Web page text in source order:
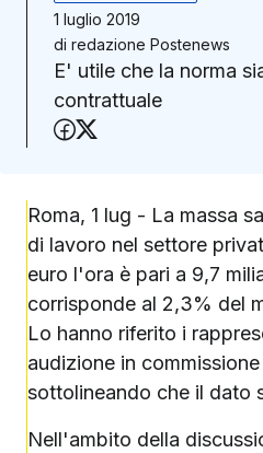
1 luglio 2019
di redazione Postenews
E' utile che la norma
contrattuale
Condividi su
Roma, 1 lug - La massa
di lavoro nel settore
euro l'ora è pari a 9,7
corrisponde al 2,3% del
Lo hanno riferito i
audizione in
sottolineando che il dato
Nell'ambito della